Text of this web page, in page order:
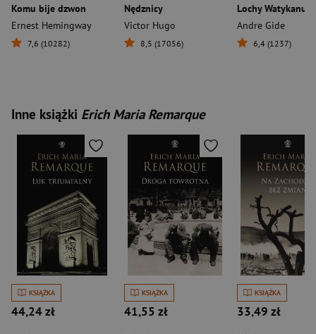
Komu bije dzwon
Ernest Hemingway
7,6 (10282)
Nędznicy
Victor Hugo
8,5 (17056)
Lochy Watykanu
Andre Gide
6,4 (1237)
Inne książki Erich Maria Remarque
KSIĄŻKA
44,24 zł
KSIĄŻKA
41,55 zł
KSIĄŻKA
33,49 zł